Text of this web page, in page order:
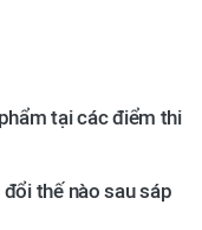
tại các điểm thi
thế nào sau sáp